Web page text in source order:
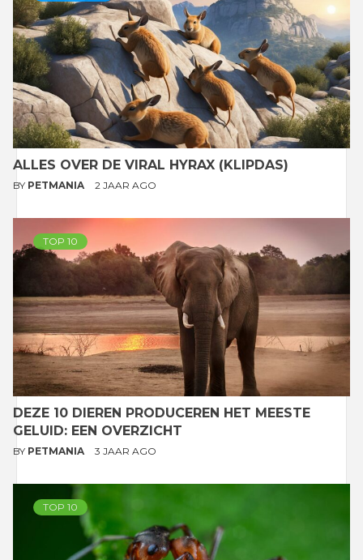
ALLES OVER DE VIRAL HYRAX (KLIPDAS)
BY PETMANIA 2 JAAR AGO
TOP 10
DEZE 10 DIEREN PRODUCEREN HET MEESTE
GELUID: EEN OVERZICHT
BY PETMANIA 3 JAAR AGO
TOP 10